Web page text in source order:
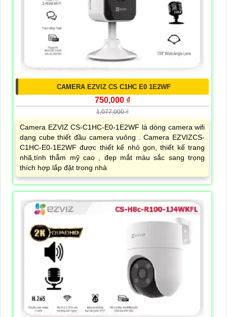
CAMERA EZVIZ CS C1HC E0 1E2WF
750,000 ₫
1,077,000 ₫
Camera EZVIZ CS-C1HC-E0-1E2WF là dòng camera wifi
dạng cube thiết đầu camera vuông . Camera EZVIZCS-
C1HC-E0-1E2WF được thiết kế nhỏ gọn, thiết kế trang
nhã,tính thẫm mỹ cao , đẹp mắt màu sắc sang trọng
thích hợp lắp đặt trong nhà